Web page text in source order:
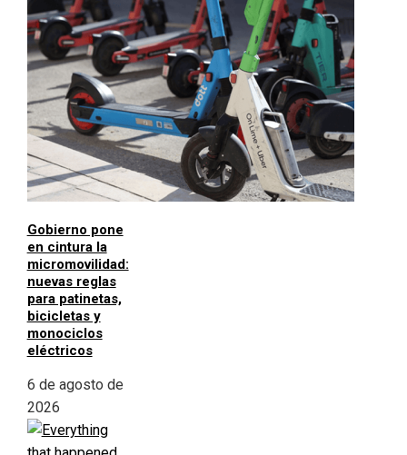
Gobierno pone
en cintura la
micromovilidad:
nuevas reglas
para patinetas,
bicicletas y
monociclos
eléctricos
6 de agosto de
2026